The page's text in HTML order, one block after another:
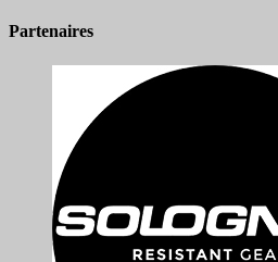
Partenaires